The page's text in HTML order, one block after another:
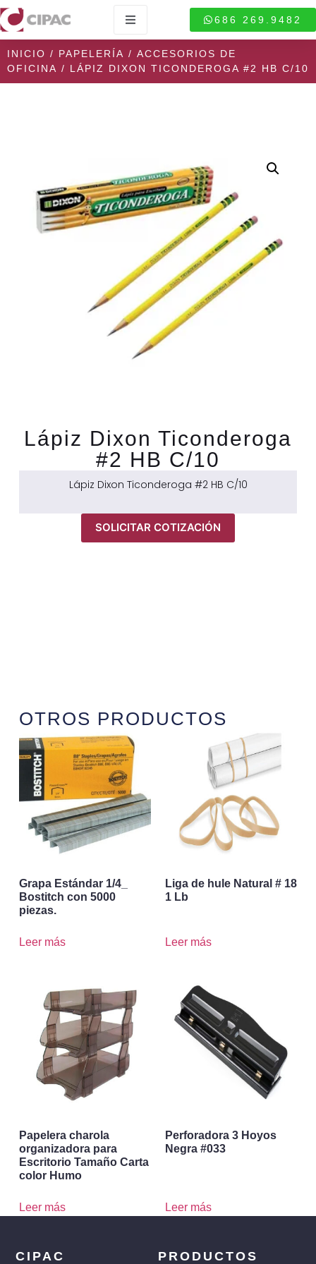
686 269.9482
INICIO / PAPELERÍA / ACCESORIOS DE
OFICINA / LÁPIZ DIXON TICONDEROGA #2 HB C/10
Lápiz Dixon Ticonderoga
#2 HB C/10
Lápiz Dixon Ticonderoga #2 HB C/10
SOLICITAR COTIZACIÓN
OTROS PRODUCTOS
Grapa Estándar 1/4_
Bostitch con 5000
piezas.
Leer más
Liga de hule Natural # 18
1 Lb
Leer más
Papelera charola
organizadora para
Escritorio Tamaño Carta
color Humo
Leer más
Perforadora 3 Hoyos
Negra #033
Leer más
CIPAC PRODUCTOS